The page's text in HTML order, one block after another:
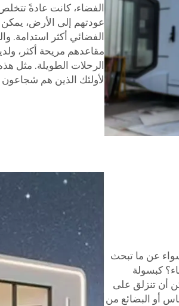
الفضاء، كانت عادةً تتخلص
عودتهم إلى الأرض، يمكن
الفضائي أكثر استدامة.
مقاعدهم مريحة أكثر،
الرحلات الطويلة. مثل
لأولئك الذين هم
عن ما تبحث
كبسولة
أن تنزلق على
أو البضائع من